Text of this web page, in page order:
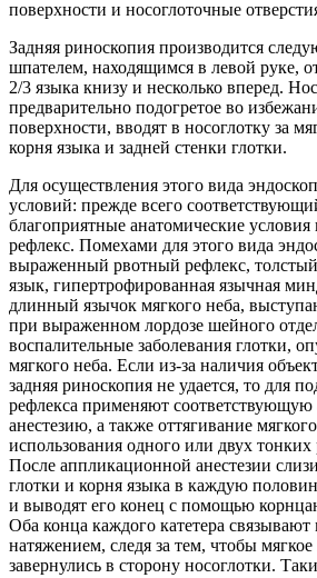
поверхности и носоглоточные
Задняя риноскопия производится
шпателем, находящимся в левой руке,
2/3 языка книзу и несколько вперед.
предварительно подогретое во
поверхности, вводят в носоглотку за
корня языка и задней стенки глотки.
Для осуществления этого вида
условий: прежде всего
благоприятные анатомические
рефлекс. Помехами для этого вида
выраженный рвотный рефлекс,
язык, гипертрофированная язычная
длинный язычок мягкого неба,
при выраженном лордозе шейного
воспалительные заболевания глотки,
мягкого неба. Если из-за наличия
задняя риноскопия не удается, то для
рефлекса применяют
анестезию, а также оттягивание
использования одного или двух тонких
После аппликационной анестезии
глотки и корня языка в каждую
и выводят его конец с помощью
Оба конца каждого катетера
натяжением, следя за тем, чтобы
завернулись в сторону носоглотки.